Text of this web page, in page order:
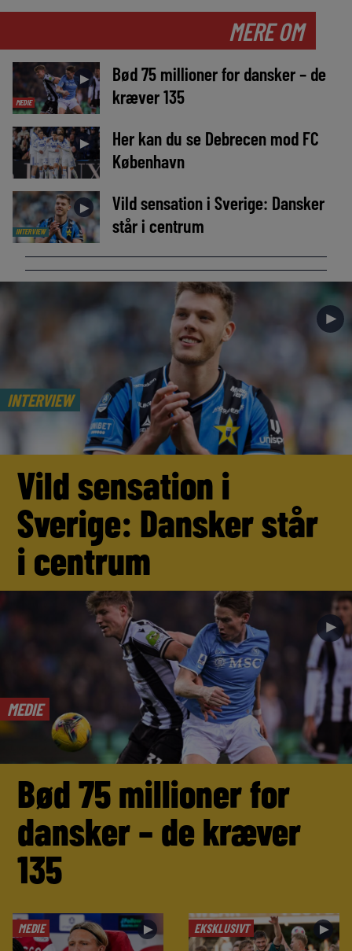
MERE OM
MEDIE
►
Bød 75 millioner for dansker – de
kræver 135
►
Her kan du se Debrecen mod FC
København
INTERVIEW
►
Vild sensation i Sverige: Dansker
står i centrum
INTERVIEW
►
Vild sensation i
Sverige: Dansker står
i centrum
MEDIE
►
Bød 75 millioner for
dansker – de kræver
135
MEDIE ► EKSKLUSIVT ►